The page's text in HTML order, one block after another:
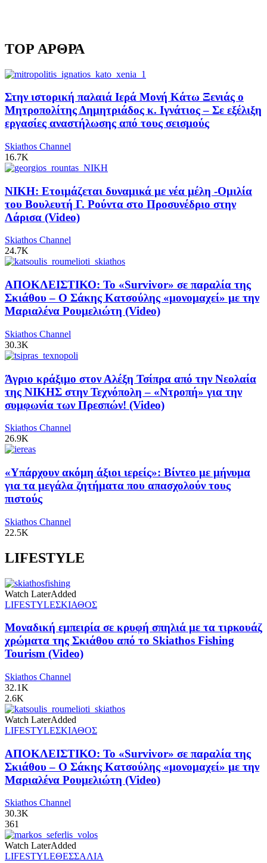
TOP ΑΡΘΡΑ
Στην ιστορική παλαιά Ιερά Μονή Κάτω Ξενιάς ο
Μητροπολίτης Δημητριάδος κ. Ιγνάτιος – Σε εξέλιξη
εργασίες αναστήλωσης από τους σεισμούς
Skiathos Channel
16.7K
ΝΙΚΗ: Ετοιμάζεται δυναμικά με νέα μέλη -Ομιλία
του Βουλευτή Γ. Ρούντα στο Προσυνέδριο στην
Λάρισα (Video)
Skiathos Channel
24.7K
ΑΠΟΚΛΕΙΣΤΙΚΟ: Το «Survivor» σε παραλία της
Σκιάθου – Ο Σάκης Κατσούλης «μονομαχεί» με την
Μαριαλένα Ρουμελιώτη (Video)
Skiathos Channel
30.3K
Άγριο κράξιμο στον Αλέξη Τσίπρα από την Νεολαία
της ΝΙΚΗΣ στην Τεχνόπολη – «Ντροπή» για την
συμφωνία των Πρεσπών! (Video)
Skiathos Channel
26.9K
«Υπάρχουν ακόμη άξιοι ιερείς»: Βίντεο με μήνυμα
για τα μεγάλα ζητήματα που απασχολούν τους
πιστούς
Skiathos Channel
22.5K
LIFESTYLE
Watch LaterAdded
LIFESTYLEΣΚΙΑΘΟΣ
Μοναδική εμπειρία σε κρυφή σπηλιά με τα τιρκουάζ
χρώματα της Σκιάθου από το Skiathos Fishing
Tourism (Video)
Skiathos Channel
32.1K
2.6K
Watch LaterAdded
LIFESTYLEΣΚΙΑΘΟΣ
ΑΠΟΚΛΕΙΣΤΙΚΟ: Το «Survivor» σε παραλία της
Σκιάθου – Ο Σάκης Κατσούλης «μονομαχεί» με την
Μαριαλένα Ρουμελιώτη (Video)
Skiathos Channel
30.3K
361
Watch LaterAdded
LIFESTYLEΘΕΣΣΑΛΙΑ